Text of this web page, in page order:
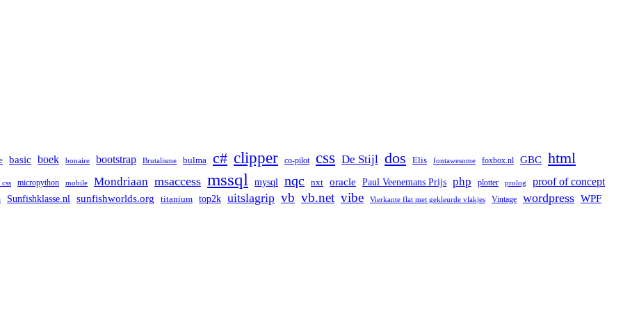
basic boek bonaire bootstrap Brutalisme bulma c# clipper co-pilot css De Stijl dos Elis fontawesome foxbox.nl GBC html
micropython mobile Mondriaan msaccess mssql mysql nqc nxt oracle Paul Veenemans Prijs php plotter prolog proof of concept
Sunfishklasse.nl sunfishworlds.org titanium top2k uitslagrip vb vb.net vibe Vierkante flat met gekleurde vlakjes Vintage wordpress WPF